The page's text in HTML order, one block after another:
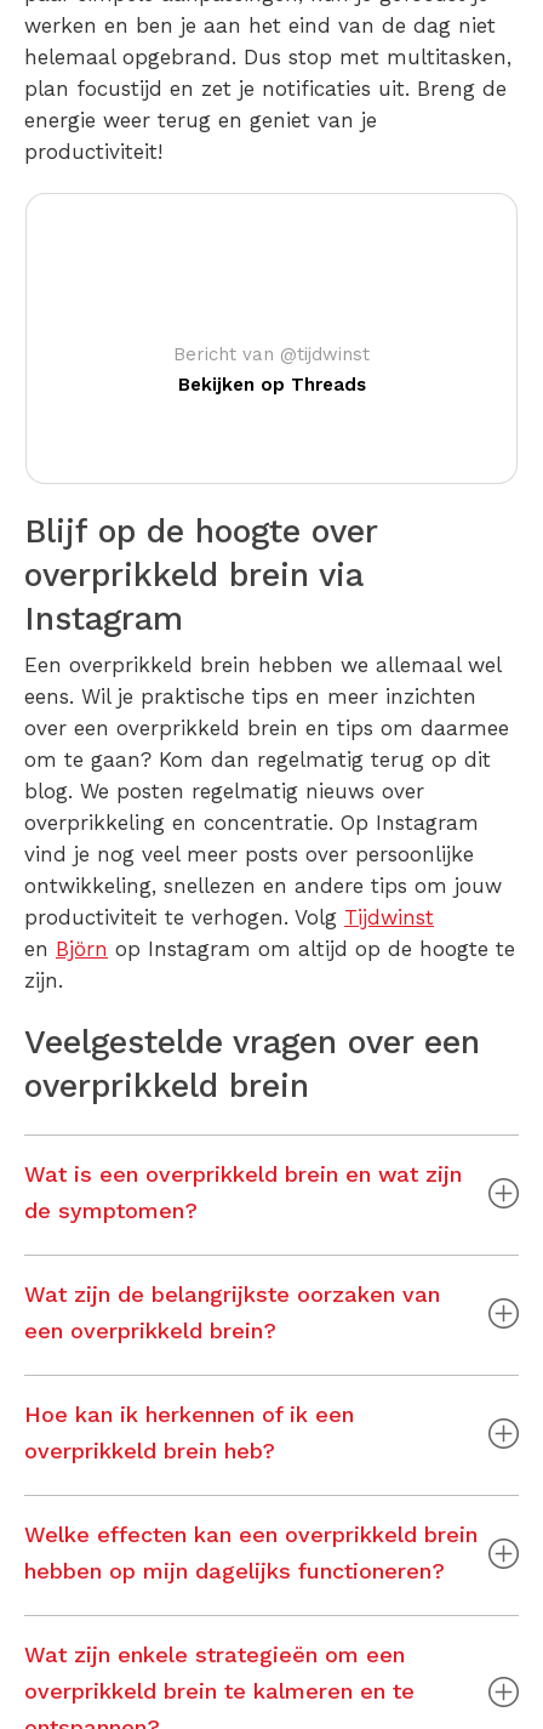
werken en ben je aan het eind van de dag niet
helemaal opgebrand. Dus stop met multitasken,
plan focustijd en zet je notificaties uit. Breng de
energie weer terug en geniet van je
productiviteit!
Bericht van @tijdwinst
Bekijken op Threads
Blijf op de hoogte over
overprikkeld brein via
Instagram
Een overprikkeld brein hebben we allemaal wel
eens. Wil je praktische tips en meer inzichten
over een overprikkeld brein en tips om daarmee
om te gaan? Kom dan regelmatig terug op dit
blog. We posten regelmatig nieuws over
overprikkeling en concentratie. Op Instagram
vind je nog veel meer posts over persoonlijke
ontwikkeling, snellezen en andere tips om jouw
productiviteit te verhogen. Volg Tijdwinst
en Björn op Instagram om altijd op de hoogte te
zijn.
Veelgestelde vragen over een
overprikkeld brein
Wat is een overprikkeld brein en wat zijn
de symptomen?
Wat zijn de belangrijkste oorzaken van
een overprikkeld brein?
Hoe kan ik herkennen of ik een
overprikkeld brein heb?
Welke effecten kan een overprikkeld brein
hebben op mijn dagelijks functioneren?
Wat zijn enkele strategieën om een
overprikkeld brein te kalmeren en te